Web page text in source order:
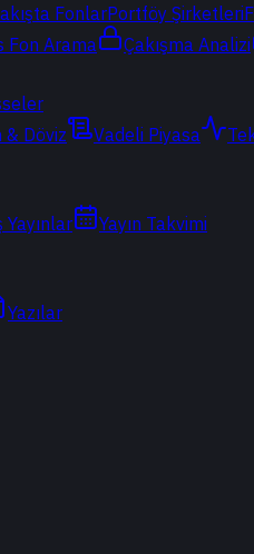
FonlarPortföy Şirketleri
Fon Arama Çakışma Analizi
& Döviz Vadeli Piyasa
Yayınlar
Yayın Takvimi
Yazılar